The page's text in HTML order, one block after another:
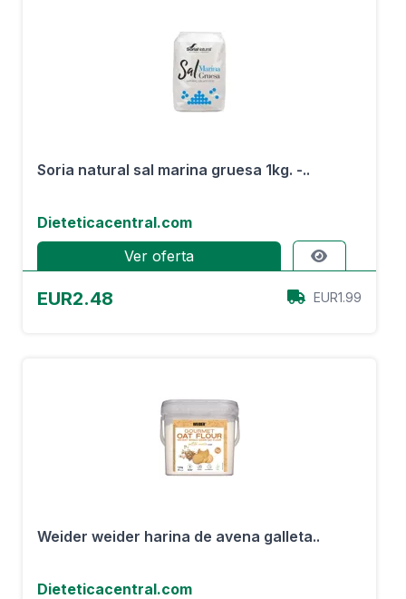
Soria natural sal marina gruesa 1kg. -..
Dieteticacentral.com
Ver oferta
EUR2.48 EUR1.99
Weider weider harina de avena galleta..
Dieteticacentral.com